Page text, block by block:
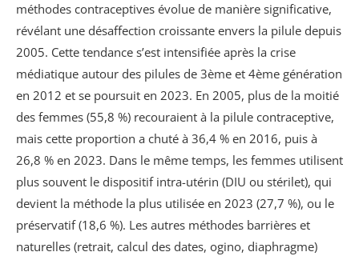
méthodes contraceptives évolue de manière significative,
révélant une désaffection croissante envers la pilule depuis
2005. Cette tendance s’est intensifiée après la crise
médiatique autour des pilules de 3ème et 4ème génération
en 2012 et se poursuit en 2023. En 2005, plus de la moitié
des femmes (55,8 %) recouraient à la pilule contraceptive,
mais cette proportion a chuté à 36,4 % en 2016, puis à
26,8 % en 2023. Dans le même temps, les femmes utilisent
plus souvent le dispositif intra-utérin (DIU ou stérilet), qui
devient la méthode la plus utilisée en 2023 (27,7 %), ou le
préservatif (18,6 %). Les autres méthodes barrières et
naturelles (retrait, calcul des dates, ogino, diaphragme)